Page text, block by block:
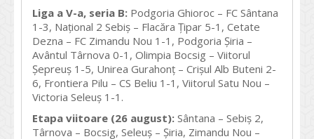
Liga a V-a, seria B: Podgoria Ghioroc – FC Sântana
1-3, Național 2 Sebiș – Flacăra Țipar 5-1, Cetate
Dezna – FC Zimandu Nou 1-1, Podgoria Șiria –
Avântul Târnova 0-1, Olimpia Bocsig – Viitorul
Șepreuș 1-5, Unirea Gurahonț – Crișul Alb Buteni 2-
6, Frontiera Pilu – CS Beliu 1-1, Viitorul Satu Nou –
Victoria Seleuș 1-1.
Etapa viitoare (26 august): Sântana – Sebiș 2,
Târnova – Bocsig, Seleuș – Șiria, Zimandu Nou –